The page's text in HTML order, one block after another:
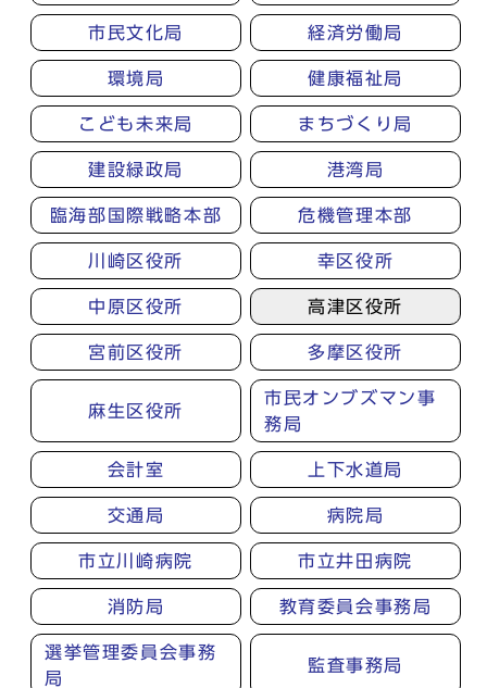
市民文化局 経済労働局
環境局 健康福祉局
こども未来局 まちづくり局
建設緑政局 港湾局
臨海部国際戦略本部 危機管理本部
川崎区役所 幸区役所
中原区役所 高津区役所
宮前区役所 多摩区役所
麻生区役所
市民オンブズマン事
務局
会計室 上下水道局
交通局 病院局
市立川崎病院 市立井田病院
消防局 教育委員会事務局
選挙管理委員会事務
局
監査事務局